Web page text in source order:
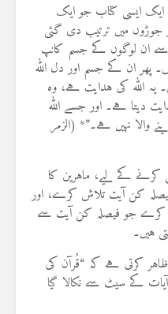
ایک ایسی کتاب جو ایک
جوڑوں میں ترتیب دی گئی
ان لوگوں کے جسم کانپ
پھر ان کے جسم اور دل اللہ
اللہ کی ہدایت ہے، وہ
دیتا ہے۔ اور جسے اللہ
والا نہیں ہے۔”* (الزمر
کے لیے، ماہرین کا
کن آیت تلاش کرے، اور
کرے جو فیصلہ کن آیت سے
ہیں۔
کرتی ہے کہ “قُرآن کی
کے سیٹ سے نکالا گیا